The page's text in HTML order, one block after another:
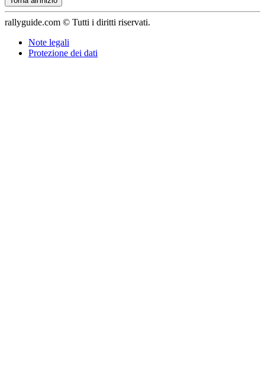
rallyguide.com © Tutti i diritti riservati.
Note legali
Protezione dei dati